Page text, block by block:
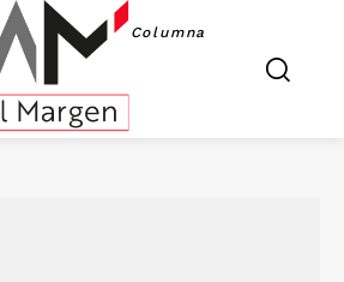
Columna